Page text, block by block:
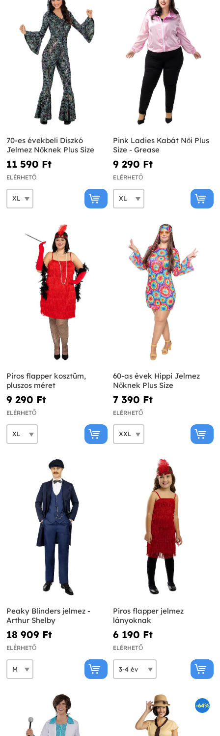
70-es évekbeli Diszkó
Jelmez Nőknek Plus Size
11 590 Ft‎
ELÉRHETŐ
Pink Ladies Kabát Női Plus
Size - Grease
9 290 Ft‎
ELÉRHETŐ
Piros flapper kosztüm,
pluszos méret
9 290 Ft‎
ELÉRHETŐ
60-as évek Hippi Jelmez
Nőknek Plus Size
7 390 Ft‎
ELÉRHETŐ
Peaky Blinders jelmez -
Arthur Shelby
18 909 Ft‎
ELÉRHETŐ
Piros flapper jelmez
lányoknak
6 190 Ft‎
ELÉRHETŐ
-64%